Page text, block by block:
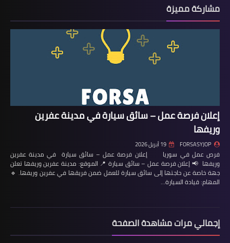
مشاركة مميزة
إعلان فرصة عمل – سائق سيارة في مدينة عفرين
وريفها
FORSASYJOP 19 أبريل 2026
فرص عمل في سوريا إعلان فرصة عمل – سائق سيارة في مدينة عفرين
وريفها 📢 إعلان فرصة عمل – سائق سيارة 📍 الموقع: مدينة عفرين وريفها تعلن
جهة خاصة عن حاجتها إلى سائق سيارة للعمل ضمن فريقها في عفرين وريفها. 🔹
المهام: قيادة السيارة…
إجمالي مرات مشاهدة الصفحة